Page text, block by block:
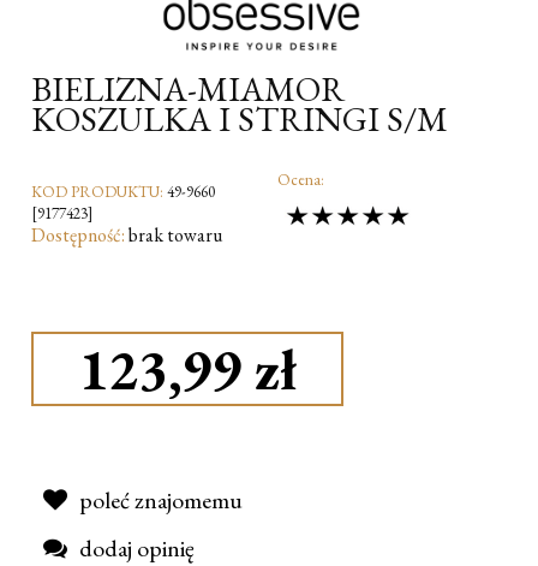
BIELIZNA-MIAMOR
KOSZULKA I STRINGI S/M
KOD PRODUKTU: 49-9660
[9177423]
Dostępność:brak towaru
Ocena:
123,99 zł
poleć znajomemu
dodaj opinię